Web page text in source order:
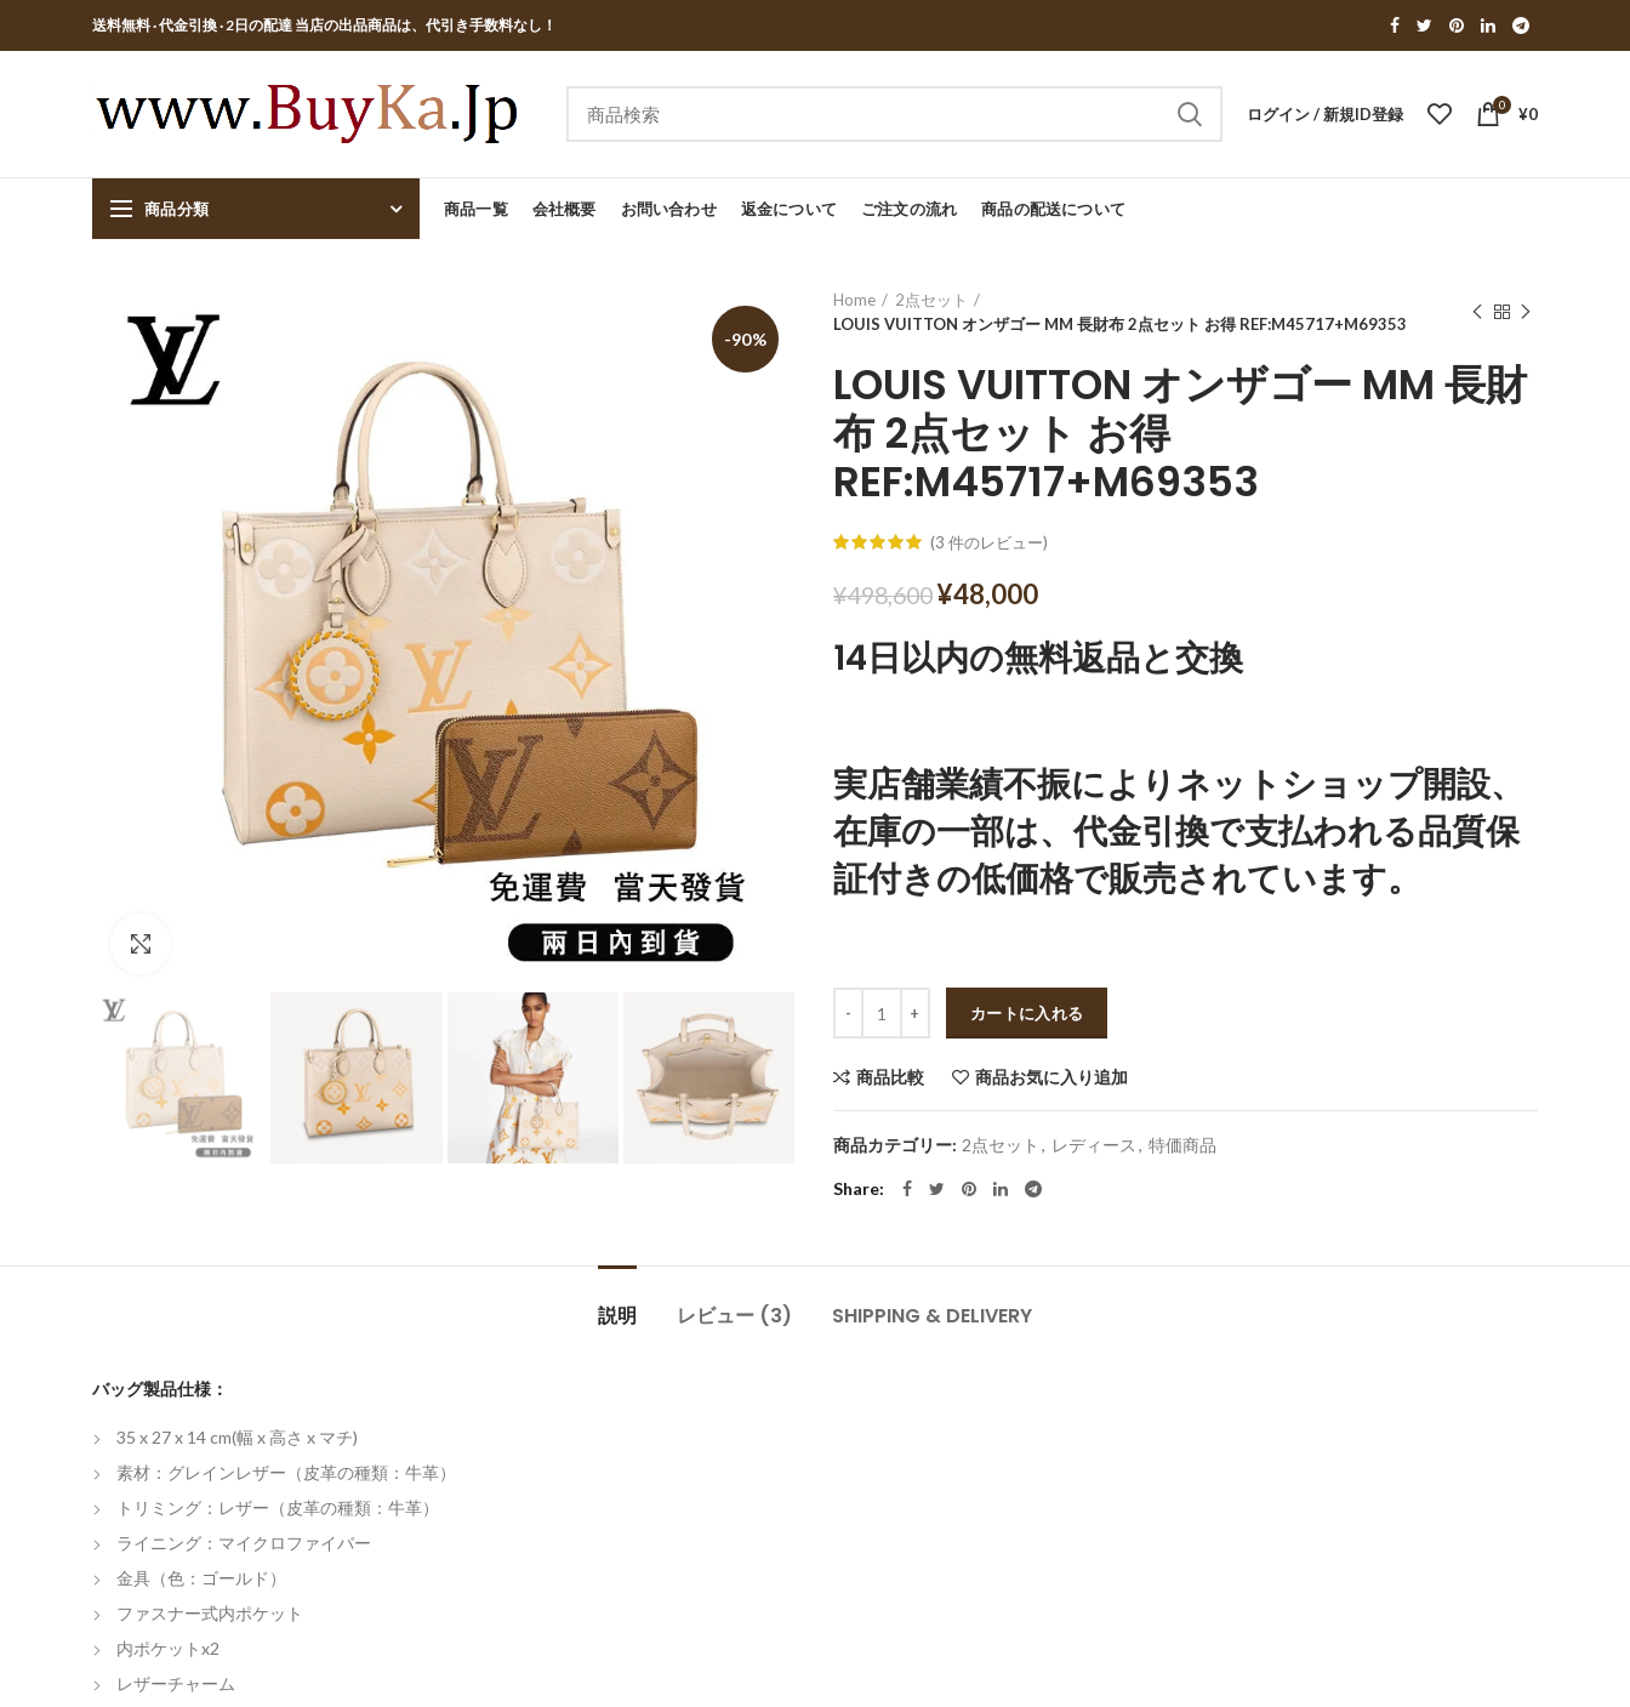
送料無料 · 代金引換 · 2日の配達 当店の出品商品は、代引き手数料なし！
ログイン / 新規ID登録 0 ¥0
商品分類 商品一覧 会社概要 お問い合わせ 返金について ご注文の流れ 商品の配送について
-90%
Home
2点セット
LOUIS VUITTON オンザゴー MM 長財布 2点セット お得 REF:M45717+M69353
LOUIS VUITTON オンザゴー MM 長財
布 2点セット お得
REF:M45717+M69353
(3 件のレビュー)
¥498,600¥48,000
14日以内の無料返品と交換
実店舗業績不振によりネットショップ開設、
在庫の一部は、代金引換で支払われる品質保
証付きの低価格で販売されています。
カートに入れる
商品比較 商品お気に入り追加
商品カテゴリー: 2点セット , レディース , 特価商品
Share
説明 レビュー (3) SHIPPING & DELIVERY
バッグ製品仕様：
35 x 27 x 14 cm(幅 x 高さ x マチ)
素材：グレインレザー（皮革の種類：牛革）
トリミング：レザー（皮革の種類：牛革）
ライニング：マイクロファイバー
金具（色：ゴールド）
ファスナー式内ポケット
内ポケットx2
レザーチャーム